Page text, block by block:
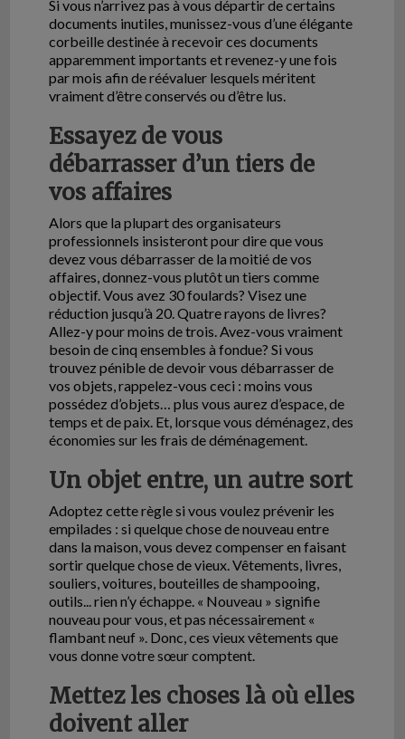
Si vous n’arrivez pas à vous départir de certains
documents inutiles, munissez-vous d’une élégante
corbeille destinée à recevoir ces documents
apparemment importants et revenez-y une fois
par mois afin de réévaluer lesquels méritent
vraiment d’être conservés ou d’être lus.
Essayez de vous
débarrasser d’un tiers de
vos affaires
Alors que la plupart des organisateurs
professionnels insisteront pour dire que vous
devez vous débarrasser de la moitié de vos
affaires, donnez-vous plutôt un tiers comme
objectif. Vous avez 30 foulards? Visez une
réduction jusqu’à 20. Quatre rayons de livres?
Allez-y pour moins de trois. Avez-vous vraiment
besoin de cinq ensembles à fondue? Si vous
trouvez pénible de devoir vous débarrasser de
vos objets, rappelez-vous ceci : moins vous
possédez d’objets… plus vous aurez d’espace, de
temps et de paix. Et, lorsque vous déménagez, des
économies sur les frais de déménagement.
Un objet entre, un autre sort
Adoptez cette règle si vous voulez prévenir les
empilades : si quelque chose de nouveau entre
dans la maison, vous devez compenser en faisant
sortir quelque chose de vieux. Vêtements, livres,
souliers, voitures, bouteilles de shampooing,
outils... rien n’y échappe. « Nouveau » signifie
nouveau pour vous, et pas nécessairement «
flambant neuf ». Donc, ces vieux vêtements que
vous donne votre sœur comptent.
Mettez les choses là où elles
doivent aller